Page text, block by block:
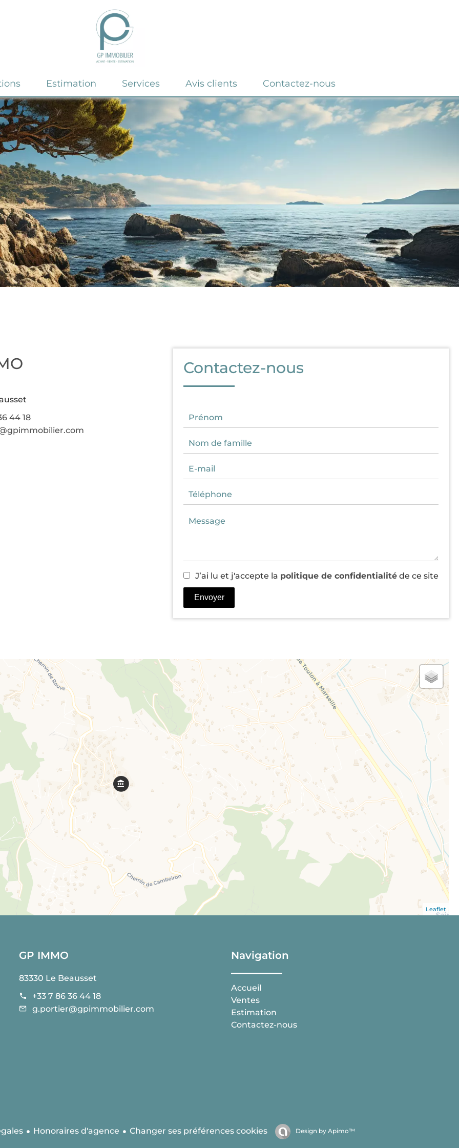
Estimation Services Avis clients Contactez-nous
44 18
Contactez-nous
J’ai lu et j'accepte la politique de confidentialité de ce site
Envoyer
Leaflet
GP IMMO
83330 Le Beausset
+33 7 86 36 44 18
g.portier@gpimmobilier.com
Navigation
Accueil
Ventes
Estimation
Contactez-nous
Honoraires d'agence Changer ses préférences cookies Design by Apimo™